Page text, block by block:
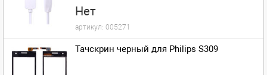
Нет
артикул: 005271
Тачскрин черный для Philips S309